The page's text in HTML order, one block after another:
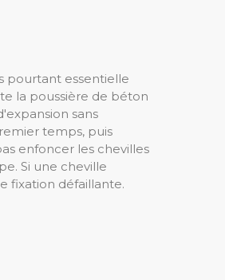
pourtant essentielle
la poussière de béton
sans
temps, puis
enfoncer les chevilles
Si une cheville
fixation défaillante.